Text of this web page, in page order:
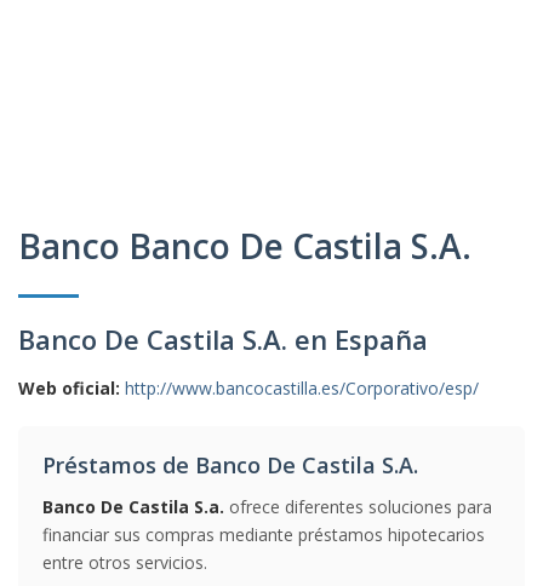
Banco Banco De Castila S.A.
Banco De Castila S.A. en España
Web oficial: http://www.bancocastilla.es/Corporativo/esp/
Préstamos de Banco De Castila S.A.
Banco De Castila S.a. ofrece diferentes soluciones para
financiar sus compras mediante préstamos hipotecarios
entre otros servicios.